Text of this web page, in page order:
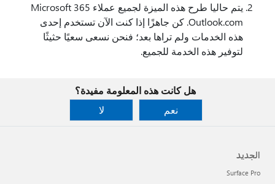
يتم حاليا طرح هذه الميزة لجميع عملاء Microsoft 365
Outlook.com. كن جاهزًا إذا كنت الآن تستخدم إحدى
هذه الخدمات ولم تراها بعد؛ فنحن نسعى سعيًا حثيثًا
لتوفير هذه الخدمة للجميع.
هل كانت هذه المعلومة مفيدة؟
نعم
لا
الجديد
Surface Pro